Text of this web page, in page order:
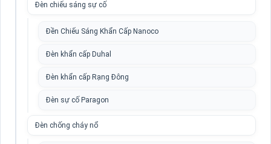
Đèn chiếu sáng sự cố
Đền Chiếu Sáng Khẩn Cấp Nanoco
Đèn khẩn cấp Duhal
Đèn khẩn cấp Rạng Đông
Đèn sự cố Paragon
Đèn chống cháy nổ